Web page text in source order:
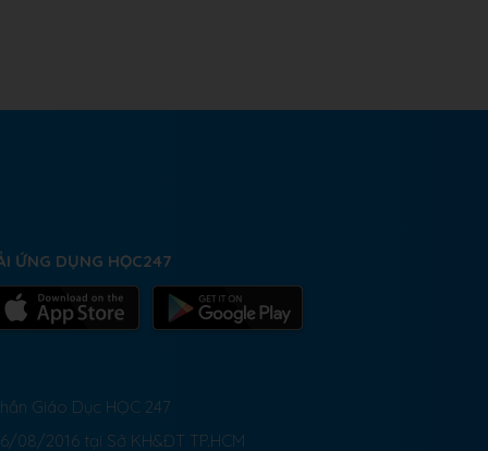
ỨNG DỤNG HỌC247
Giáo Dục HỌC 247
08/2016 tại Sở KH&ĐT TP.HCM